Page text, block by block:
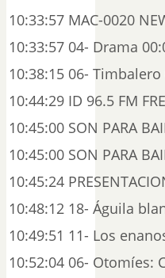
10:33:57 MAC-0020
10:33:57 04- Drama
10:38:15 06- Timbalero
10:44:29 ID 96.5 FM
10:45:00 SON PARA
10:45:00 SON PARA
10:45:24
10:48:12 18- Águila
10:49:51 11- Los
10:52:04 06- Otomíes: